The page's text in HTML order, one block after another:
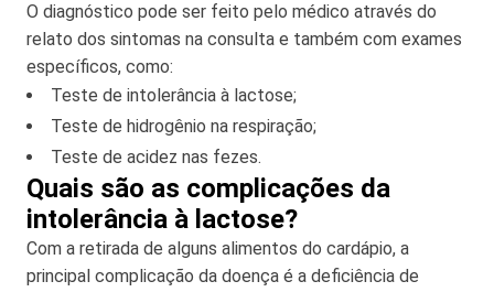
O diagnóstico pode ser feito pelo médico através do
relato dos sintomas na consulta e também com exames
específicos, como:
Teste de intolerância à lactose;
Teste de hidrogênio na respiração;
Teste de acidez nas fezes.
Quais são as complicações da
intolerância à lactose?
Com a retirada de alguns alimentos do cardápio, a
principal complicação da doença é a deficiência de